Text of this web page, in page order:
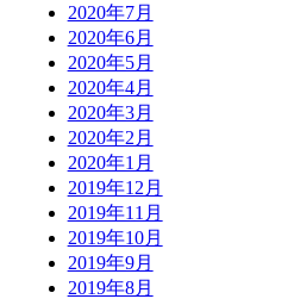
2020年7月
2020年6月
2020年5月
2020年4月
2020年3月
2020年2月
2020年1月
2019年12月
2019年11月
2019年10月
2019年9月
2019年8月